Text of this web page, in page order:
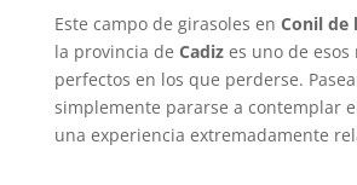
Este campo de girasoles en Conil de
la provincia de Cadizes uno de esos
perfectos en los que perderse.
simplemente pararse a contemplar
una experiencia extremadamente